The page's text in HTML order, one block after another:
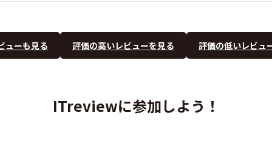
ューも見る 評価の高いレビューを見る 評価の低いレビュ
ITreviewに参加しよう！